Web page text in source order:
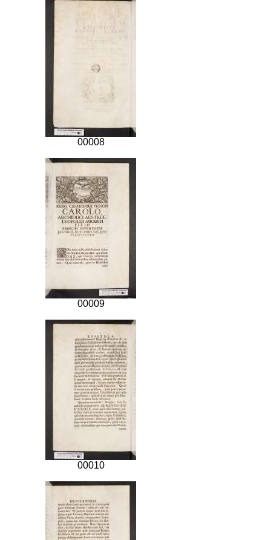
00008
00009
00010